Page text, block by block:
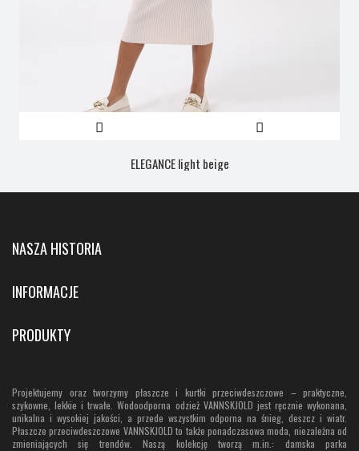
ELEGANCE light beige
NASZA HISTORIA
INFORMACJE
PRODUKTY
Projektujemy oraz tworzymy płaszcze i kurtki przeciwdeszczowe – praktyczne,
szykowne, lekkie i trwałe. Wodoodporna odzież VANNSKJOLD jest ręcznie wykonana,
unikalna i wysokiej jakości, a przede wszystkim odporna na śnieg, deszcz i wiatr.
Płaszcze przeciwdeszczowe VANNSKJOLD to także ponadczasowa moda, niezależna od
zmieniających się trendów. Naszą kolekcję tworzą m.in.: damska parka